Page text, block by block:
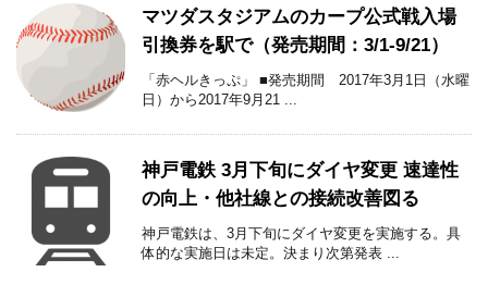
マツダスタジアムのカープ公式戦入場
引換券を駅で（発売期間：3/1-9/21）
「赤ヘルきっぷ」 ■発売期間 2017年3月1日（水曜
日）から2017年9月21 ...
神戸電鉄 3月下旬にダイヤ変更 速達性
の向上・他社線との接続改善図る
神戸電鉄は、3月下旬にダイヤ変更を実施する。具
体的な実施日は未定。決まり次第発表 ...